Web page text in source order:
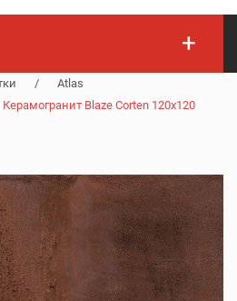
+
/
Atlas
Керамогранит Blaze Corten 120x120